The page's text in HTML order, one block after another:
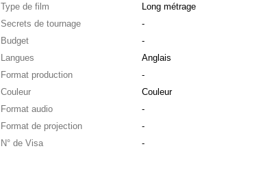
Type de film
Long métrage
Secrets de tournage
-
Budget
-
Langues
Anglais
Format production
-
Couleur
Couleur
Format audio
-
Format de projection
-
N° de Visa
-